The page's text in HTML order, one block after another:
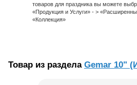
товаров для праздника вы можете
«Продукция и Услуги» - >
«Коллекция»
Товар из раздела Gemar 10"